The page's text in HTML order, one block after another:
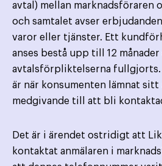
avtal) mellan marknads­föraren
och samtalet avser
varor eller tjänster. Ett
anses bestå upp till 12
avtalsförpliktelserna fullgjorts.
är när konsumenten lämnat
medgivande till att bli
Det är i ärendet ostridigt att
kontaktat anmälaren i